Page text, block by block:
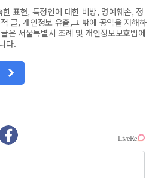
표현, 특정인에 대한 비방, 명예훼손, 정
글, 개인정보 유출,그 밖에 공익을 저해하
은 서울특별시 조례 및 개인정보보호법에
다.